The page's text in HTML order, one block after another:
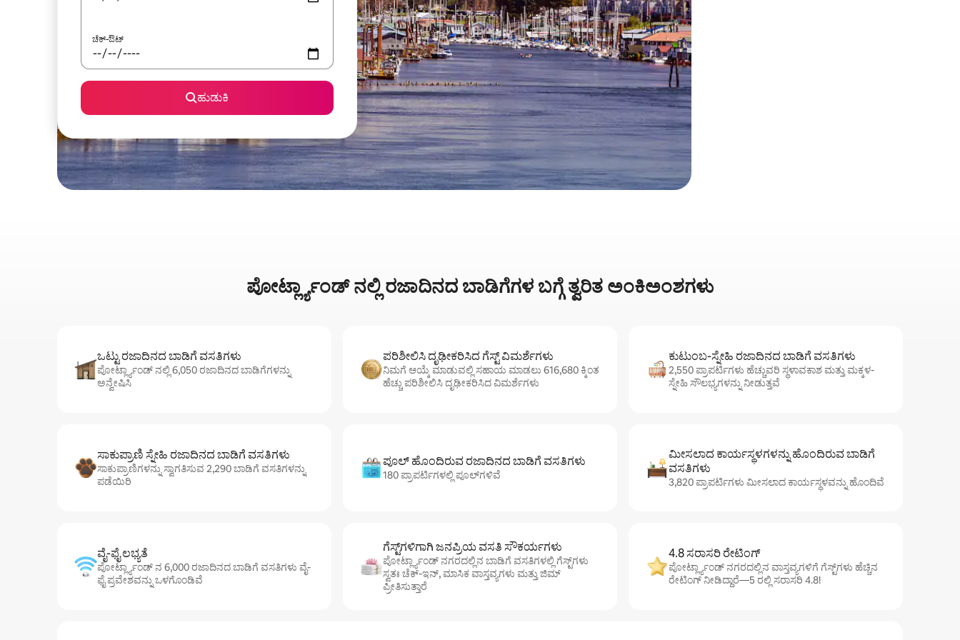
ಚೆಕ್-ಔಟ್
ಹುಡುಕಿ
ಪೋರ್ಟ್ಲ್ಯಾಂಡ್ ನಲ್ಲಿ ರಜಾದಿನದ ಬಾಡಿಗೆಗಳ ಬಗ್ಗೆ ತ್ವರಿತ ಅಂಕಿಅಂಶಗಳು
ಒಟ್ಟು ರಜಾದಿನದ ಬಾಡಿಗೆ ವಸತಿಗಳು
ಪೋರ್ಟ್ಲ್ಯಾಂಡ್ ನಲ್ಲಿ 6,050 ರಜಾದಿನದ ಬಾಡಿಗೆಗಳನ್ನು
ಅನ್ವೇಷಿಸಿ
ಪರಿಶೀಲಿಸಿ ದೃಢೀಕರಿಸಿದ ಗೆಸ್ಟ್ ವಿಮರ್ಶೆಗಳು
ನಿಮಗೆ ಆಯ್ಕೆ ಮಾಡುವಲ್ಲಿ ಸಹಾಯ ಮಾಡಲು 616,680 ಕ್ಕಿಂತ
ಹೆಚ್ಚು ಪರಿಶೀಲಿಸಿ ದೃಢೀಕರಿಸಿದ ವಿಮರ್ಶೆಗಳು
ಕುಟುಂಬ-ಸ್ನೇಹಿ ರಜಾದಿನದ ಬಾಡಿಗೆ ವಸತಿಗಳು
2,550 ಪ್ರಾಪರ್ಟಿಗಳು ಹೆಚ್ಚುವರಿ ಸ್ಥಳಾವಕಾಶ ಮತ್ತು ಮಕ್ಕಳ-
ಸ್ನೇಹಿ ಸೌಲಭ್ಯಗಳನ್ನು ನೀಡುತ್ತವೆ
ಸಾಕುಪ್ರಾಣಿ ಸ್ನೇಹಿ ರಜಾದಿನದ ಬಾಡಿಗೆ ವಸತಿಗಳು
ಸಾಕುಪ್ರಾಣಿಗಳನ್ನು ಸ್ವಾಗತಿಸುವ 2,290 ಬಾಡಿಗೆ ವಸತಿಗಳನ್ನು
ಪಡೆಯಿರಿ
ಪೂಲ್ ಹೊಂದಿರುವ ರಜಾದಿನದ ಬಾಡಿಗೆ ವಸತಿಗಳು
180 ಪ್ರಾಪರ್ಟಿಗಳಲ್ಲಿ ಪೂಲ್‌‌‌‌‌‌‌‌‌ಗಳಿವೆ
ಮೀಸಲಾದ ಕಾರ್ಯಸ್ಥಳಗಳನ್ನು ಹೊಂದಿರುವ ಬಾಡಿಗೆ
ವಸತಿಗಳು
3,820 ಪ್ರಾಪರ್ಟಿಗಳು ಮೀಸಲಾದ ಕಾರ್ಯಸ್ಥಳವನ್ನು ಹೊಂದಿವೆ
ವೈ-ಫೈ ಲಭ್ಯತೆ
ಪೋರ್ಟ್ಲ್ಯಾಂಡ್ ನ 6,000 ರಜಾದಿನದ ಬಾಡಿಗೆ ವಸತಿಗಳು ವೈ-
ಫೈ ಪ್ರವೇಶವನ್ನು ಒಳಗೊಂಡಿವೆ
ಗೆಸ್ಟ್‌ಗಳಿಗಾಗಿ ಜನಪ್ರಿಯ ವಸತಿ ಸೌಕರ್ಯಗಳು
ಪೋರ್ಟ್ಲ್ಯಾಂಡ್ ನಗರದಲ್ಲಿನ ಬಾಡಿಗೆ ವಸತಿಗಳಲ್ಲಿ ಗೆಸ್ಟ್‌ಗಳು
ಸ್ವತಃ ಚೆಕ್-ಇನ್, ಮಾಸಿಕ ವಾಸ್ತವ್ಯಗಳು ಮತ್ತು ಜಿಮ್
ಪ್ರೀತಿಸುತ್ತಾರೆ
4.8 ಸರಾಸರಿ ರೇಟಿಂಗ್
ಪೋರ್ಟ್ಲ್ಯಾಂಡ್ ನಗರದಲ್ಲಿನ ವಾಸ್ತವ್ಯಗಳಿಗೆ ಗೆಸ್ಟ್‌ಗಳು ಹೆಚ್ಚಿನ
ರೇಟಿಂಗ್ ನೀಡಿದ್ದಾರೆ—5 ರಲ್ಲಿ ಸರಾಸರಿ 4.8!